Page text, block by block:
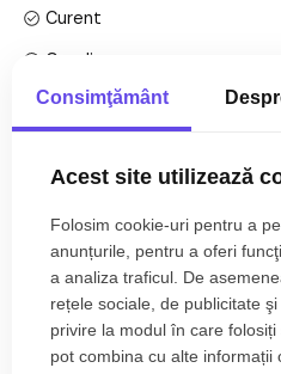
caramida. Suprafata utila de 56
Apartamentul este structurat
• Hol de compartimentare;
• Bucatarie inchisa cu camara;
• Baie cu cada;
• Dormitor cu balcon;
• Dormitor;
• Debara;
Finisajele interioare sunt
• Usa intrare: metal;
Curent
Canalizare
CATV
Centrala proprie
Exterior
Vopsea lavabila
Parchet
Finisat
Mai multe specificații
Florica Snop
Broker Imobiliar
Consimţământ
Acest site utilizează
Folosim cookie-uri pentru a
anunțurile, pentru a oferi
a analiza traficul. De
rețele sociale, de publicitate
privire la modul în care
pot combina cu alte informații